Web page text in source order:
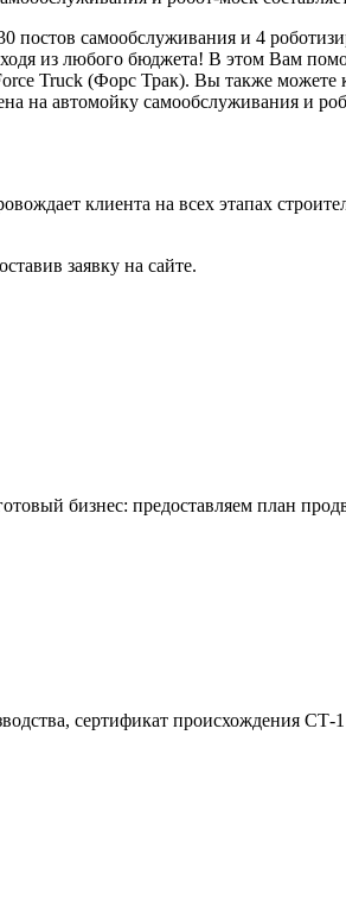
самообслуживания и 4
из любого бюджета! В этом Вам
Truck (Форс Трак). Вы также
на автомойку самообслуживания и
клиента на всех этапах
заявку на сайте.
бизнес: предоставляем план
сертификат происхождения СТ-1